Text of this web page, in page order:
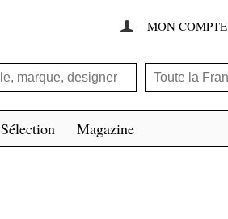
 MON COMPTE
Sélection Magazine